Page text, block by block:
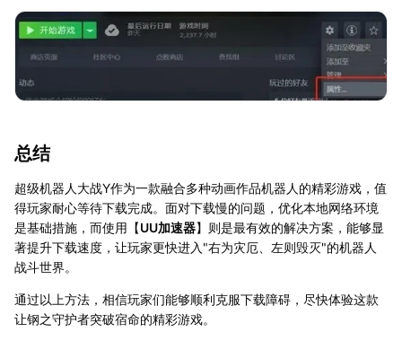
总结
超级机器人大战Y作为一款融合多种动画作品机器人的精彩游戏，值
得玩家耐心等待下载完成。面对下载慢的问题，优化本地网络环境
是基础措施，而使用【UU加速器】则是最有效的解决方案，能够显
著提升下载速度，让玩家更快进入"右为灾厄、左则毁灭"的机器人
战斗世界。
通过以上方法，相信玩家们能够顺利克服下载障碍，尽快体验这款
让钢之守护者突破宿命的精彩游戏。